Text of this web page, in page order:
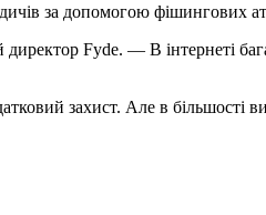
за допомогою фішингових
Fyde. — В інтернеті
захист. Але в більшості